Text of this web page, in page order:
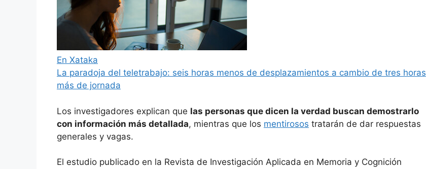
En Xataka
La paradoja del teletrabajo: seis horas menos de desplazamientos a cambio de tres horas
más de jornada
Los investigadores explican que las personas que dicen la verdad buscan demostrarlo
con información más detallada, mientras que los mentirosos tratarán de dar respuestas
generales y vagas.
El estudio publicado en la Revista de Investigación Aplicada en Memoria y Cognición